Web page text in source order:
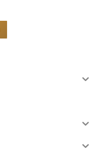
Možnosti
si